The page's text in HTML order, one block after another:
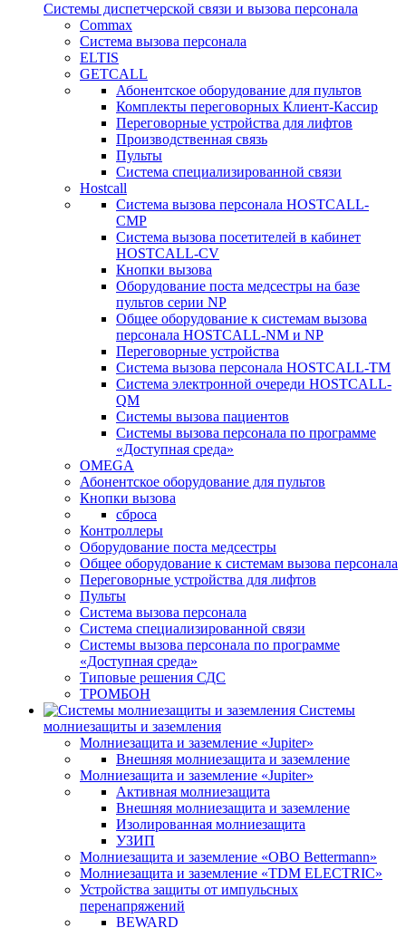
Системы диспетчерской связи и вызова персонала
Commax
Cистема вызова персонала
ELTIS
GETCALL
Абонентское оборудование для пультов
Комплекты переговорных Клиент-Кассир
Переговорные устройства для лифтов
Производственная связь
Пульты
Система специализированной связи
Hostcall
Cистема вызова персонала HOSTCALL-
CMP
Cистема вызова посетителей в кабинет
HOSTCALL-CV
Кнопки вызова
Оборудование поста медсестры на базе
пультов серии NP
Общее оборудование к системам вызова
персонала HOSTCALL-NM и NP
Переговорные устройства
Система вызова персонала HOSTCALL-TM
Система электронной очереди HOSTCALL-
QM
Системы вызова пациентов
Системы вызова персонала по программе
«Доступная среда»
OMEGA
Абонентское оборудование для пультов
Кнопки вызова
сброса
Контроллеры
Оборудование поста медсестры
Общее оборудование к системам вызова персонала
Переговорные устройства для лифтов
Пульты
Система вызова персонала
Система специализированной связи
Системы вызова персонала по программе
«Доступная среда»
Типовые решения СДС
ТРОМБОН
Системы
молниезащиты и заземления
Молниезащита и заземление «Jupiter»
Внешняя молниезащита и заземление
Молниезащита и заземление «Jupiter»
Активная молниезащита
Внешняя молниезащита и заземление
Изолированная молниезащита
УЗИП
Молниезащита и заземление «OBO Bettermann»
Молниезащита и заземление «TDM ЕLECTRIC»
Устройства защиты от импульсных
перенапряжений
BEWARD